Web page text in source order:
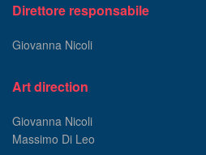
Direttore responsabile
Giovanna Nicoli
Art direction
Giovanna Nicoli
Massimo Di Leo